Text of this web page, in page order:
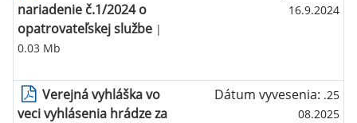
nariadenie č.1/2024 o
opatrovateľskej službe |
0.03 Mb
16.9.2024
Verejná vyhláška vo
veci vyhlásenia hrádze za
Dátum vyvesenia: .25
08.2025